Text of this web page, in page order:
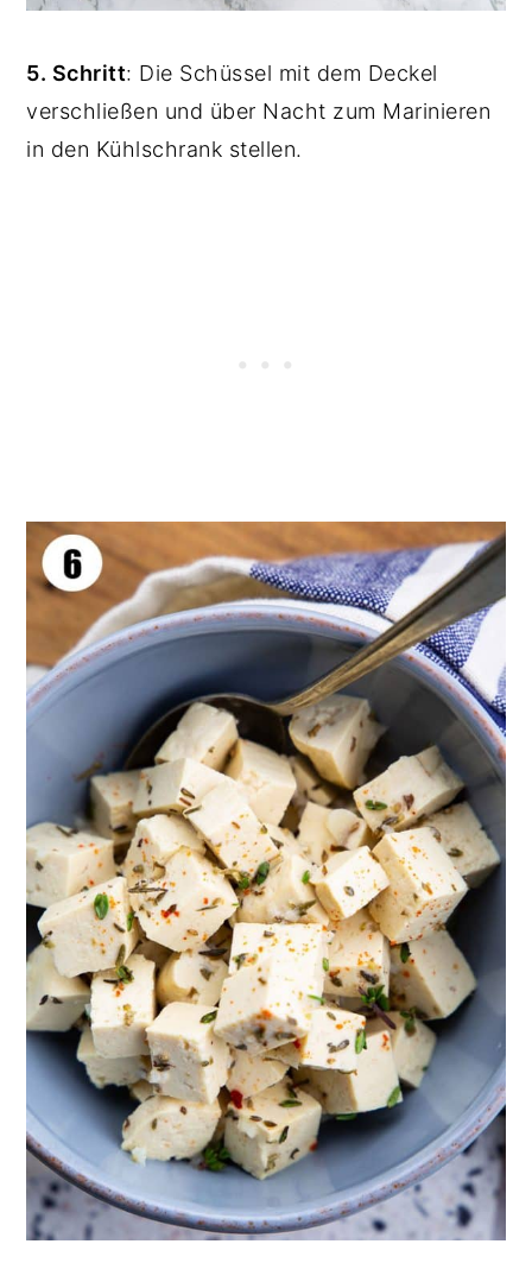
5. Schritt: Die Schüssel mit dem Deckel
verschließen und über Nacht zum Marinieren
in den Kühlschrank stellen.